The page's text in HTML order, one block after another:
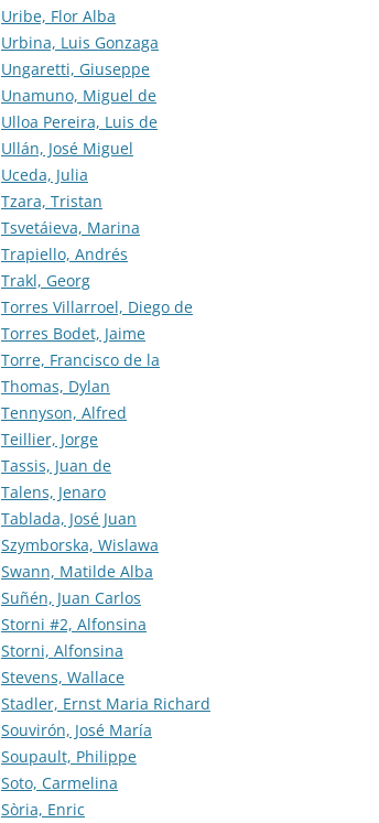
Uribe, Flor Alba
Urbina, Luis Gonzaga
Ungaretti, Giuseppe
Unamuno, Miguel de
Ulloa Pereira, Luis de
Ullán, José Miguel
Uceda, Julia
Tzara, Tristan
Tsvetáieva, Marina
Trapiello, Andrés
Trakl, Georg
Torres Villarroel, Diego de
Torres Bodet, Jaime
Torre, Francisco de la
Thomas, Dylan
Tennyson, Alfred
Teillier, Jorge
Tassis, Juan de
Talens, Jenaro
Tablada, José Juan
Szymborska, Wislawa
Swann, Matilde Alba
Suñén, Juan Carlos
Storni #2, Alfonsina
Storni, Alfonsina
Stevens, Wallace
Stadler, Ernst Maria Richard
Souvirón, José María
Soupault, Philippe
Soto, Carmelina
Sòria, Enric